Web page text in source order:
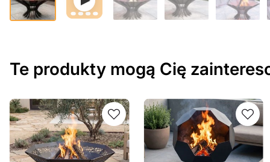
Te produkty mogą Cię